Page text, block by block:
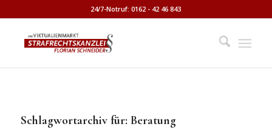
24/7-Notruf: 0162 - 42 46 843
Schlagwortarchiv für: Beratung